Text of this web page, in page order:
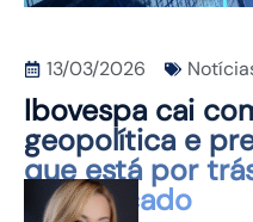
13/03/2026
Ibovespa cai
geopolítica e
que está por
do mercado